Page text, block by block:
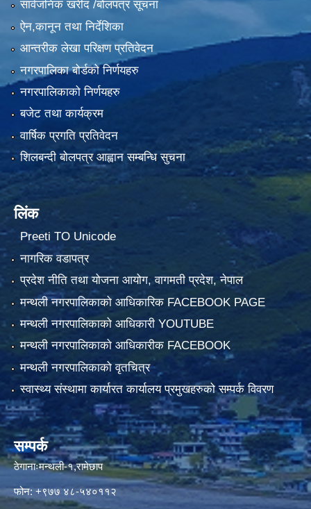
सार्वजनिक खरीद /बोलपत्र सूचना
ऐन,कानून तथा निर्देशिका
आन्तरीक लेखा परिक्षण प्रतिवेदन
नगरपालिका बोर्डको निर्णयहरु
नगरपालिकाको निर्णयहरु
बजेट तथा कार्यक्रम
वार्षिक प्रगति प्रतिवेदन
शिलबन्दी बोलपत्र आह्वान सम्बन्धि सुचना
लिंक
Preeti TO Unicode
नागरिक वडापत्र
प्रदेश नीति तथा योजना आयोग, वागमती प्रदेश, नेपाल
मन्थली नगरपालिकाको आधिकारिक FACEBOOK PAGE
मन्थली नगरपालिकाको आधिकारी YOUTUBE
मन्थली नगरपालिकाको आधिकारीक FACEBOOK
मन्थली नगरपालिकाको वृतचित्र
स्वास्थ्य संस्थामा कार्यारत कार्यालय प्रमुखहरुको सम्पर्क विवरण
सम्पर्क
ठेगानाःमन्थली-१,रामेछाप
फोन: +९७७ ४८-५४०११२